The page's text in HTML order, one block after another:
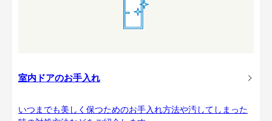
室内ドアのお手入れ
いつまでも美しく保つためのお手入れ方法や汚してしまった